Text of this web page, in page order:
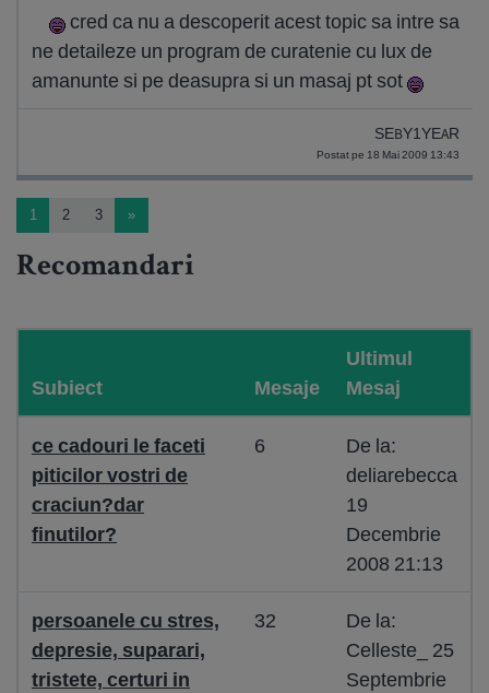
cred ca nu a descoperit acest topic sa intre sa
ne detaileze un program de curatenie cu lux de
amanunte si pe deasupra si un masaj pt sot
SEBY1YEAR
Postat pe 18 Mai 2009 13:43
1 2 3 »
Recomandari
Subiect Mesaje
Ultimul
Mesaj
ce cadouri le faceti
piticilor vostri de
craciun?dar
finutilor?
6
De la:
deliarebecca
19
Decembrie
2008 21:13
persoanele cu stres,
depresie, suparari,
tristete, certuri in
32
De la:
Celleste_ 25
Septembrie